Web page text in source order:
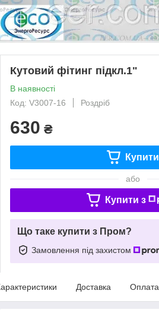
Кутовий фітинг підкл.1"
В наявності
Код: V3007-16
Роздріб
630 ₴
Купити
або
Купити з
Що таке купити з Пром?
Замовлення під захистом
Доставка Оплата